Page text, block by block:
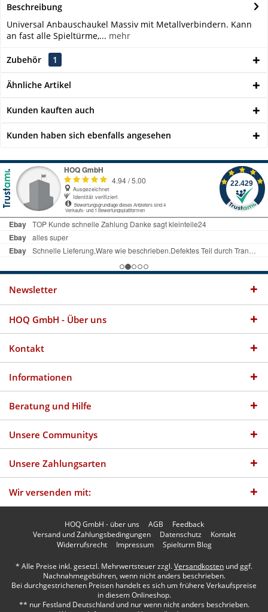
Beschreibung
Universal Anbauschaukel Massiv mit Metallverbindern. Kann
an fast alle Spieltürme,... mehr
Zubehör 1
Ähnliche Artikel
Kunden kauften auch
Kunden haben sich ebenfalls angesehen
Newsletter
HOQ GmbH - Über uns
Kontakt
Informationen
Beratung und Hilfe
Unsere Communitys
Unsere Zahlungsarten
Wir versenden mit:
HOQ GmbH - über uns AGB
Feedback
Versand und Zahlungsbedingungen
Datenschutz
Kontakt
Widerrufsrecht
Impressum Spielturm Blog
* Alle Preise inkl. gesetzl. Mehrwertsteuer zzgl.Versandkosten und ggf.
Nachnahmegebühren, wenn nicht anders beschrieben.
Bei durchgestrichenen Preisen handelt es sich um frühere Verkaufspreise
in diesem Onlineshop.
** nur Festland Deutschland und nur wenn nicht anders beschrieben.